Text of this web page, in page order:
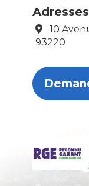
Adresses
10
93220